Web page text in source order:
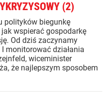
(2)
polityków biegunkę
jak wspierać gospodarkę
Od dziś zaczynamy
monitorować działania
wiceminister
że najlepszym sposobem